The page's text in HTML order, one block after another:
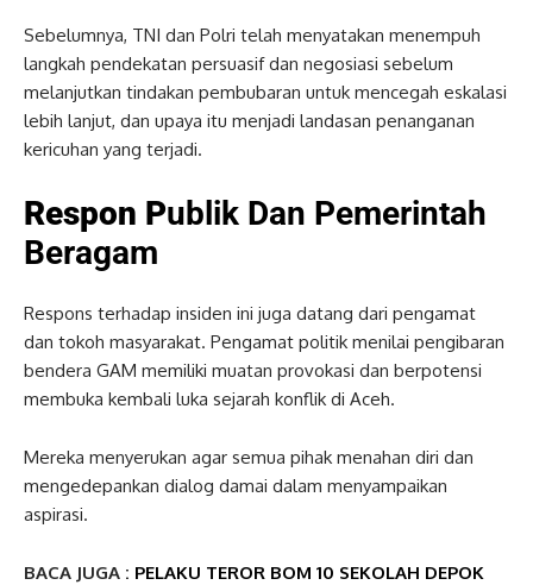
Sebelumnya, TNI dan Polri telah menyatakan menempuh
langkah pendekatan persuasif dan negosiasi sebelum
melanjutkan tindakan pembubaran untuk mencegah eskalasi
lebih lanjut, dan upaya itu menjadi landasan penanganan
kericuhan yang terjadi.
Respon Publik Dan Pemerintah
Beragam
Respons terhadap insiden ini juga datang dari pengamat
dan tokoh masyarakat. Pengamat politik menilai pengibaran
bendera GAM memiliki muatan provokasi dan berpotensi
membuka kembali luka sejarah konflik di Aceh.
Mereka menyerukan agar semua pihak menahan diri dan
mengedepankan dialog damai dalam menyampaikan
aspirasi.
BACA JUGA : PELAKU TEROR BOM 10 SEKOLAH DEPOK